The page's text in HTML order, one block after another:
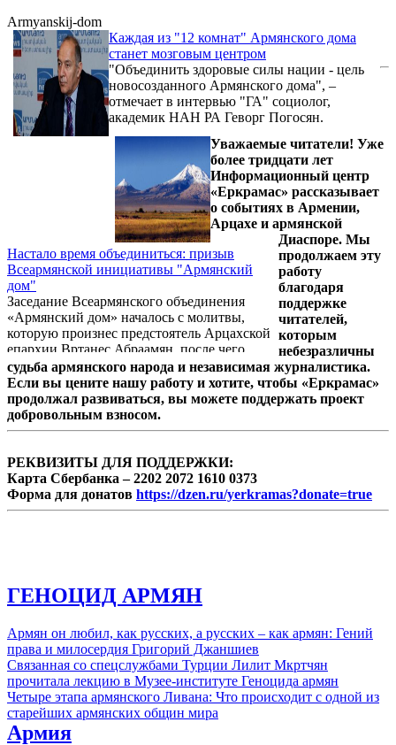
Armyanskij-dom
Каждая из "12 комнат" Армянского дома
станет мозговым центром
"Объединить здоровые силы нации - цель
новосозданного Армянского дома", –
отмечает в интервью "ГА" социолог,
академик НАН РА Геворг Погосян.
Настало время объединиться: призыв
Всеармянской инициативы "Армянский
дом"
Заседание Всеармянского объединения
«Армянский дом» началось с молитвы,
которую произнес предстоятель Арцахской
епархии Вртанес Абраамян, после чего
передал благословение и послание
Католикоса Всех Армян.
Уважаемые читатели! Уже
более тридцати лет
Информационный центр
«Еркрамас» рассказывает
о событиях в Армении,
Арцахе и армянской
Диаспоре. Мы
продолжаем эту
работу
благодаря
поддержке
читателей,
которым
небезразличны
судьба армянского народа и независимая журналистика.
Если вы цените нашу работу и хотите, чтобы «Еркрамас»
продолжал развиваться, вы можете поддержать проект
добровольным взносом.
РЕКВИЗИТЫ ДЛЯ ПОДДЕРЖКИ:
Карта Сбербанка – 2202 2072 1610 0373
Форма для донатов https://dzen.ru/yerkramas?donate=true
ГЕНОЦИД АРМЯН
Армян он любил, как русских, а русских – как армян: Гений
права и милосердия Григорий Джаншиев
Связанная со спецслужбами Турции Лилит Мкртчян
прочитала лекцию в Музее-институте Геноцида армян
Четыре этапа армянского Ливана: Что происходит с одной из
старейших армянских общин мира
Армия